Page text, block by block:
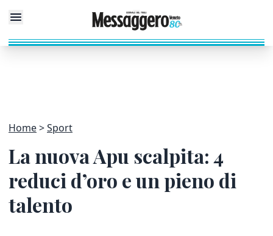
Home Sport
La nuova Apu scalpita: 4
reduci d’oro e un pieno di
talento